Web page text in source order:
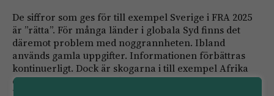
De siffror som ges för till exempel Sverige i FRA 2025
är ”rätta”. För många länder i globala Syd finns det
däremot problem med noggrannheten. Ibland
används gamla uppgifter. Informationen förbättras
kontinuerligt. Dock är skogarna i till exempel Afrika
ofta degraderade. Det skulle ofta behövas lite